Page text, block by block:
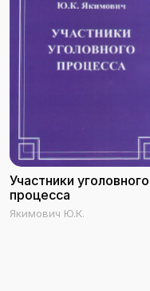
Участники уголовного
процесса
Якимович Ю.К.